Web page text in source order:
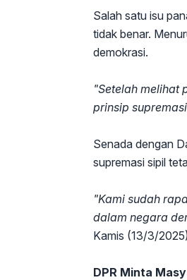
Salah satu isu
tidak benar.
demokrasi.
"Setelah melihat
prinsip
Senada dengan
supremasi sipil
"Kami sudah
dalam negara
Kamis (13/3/
DPR Minta